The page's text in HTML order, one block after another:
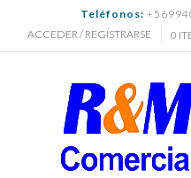
contenido
Teléfonos:
ACCEDER / REGISTRARSE
0